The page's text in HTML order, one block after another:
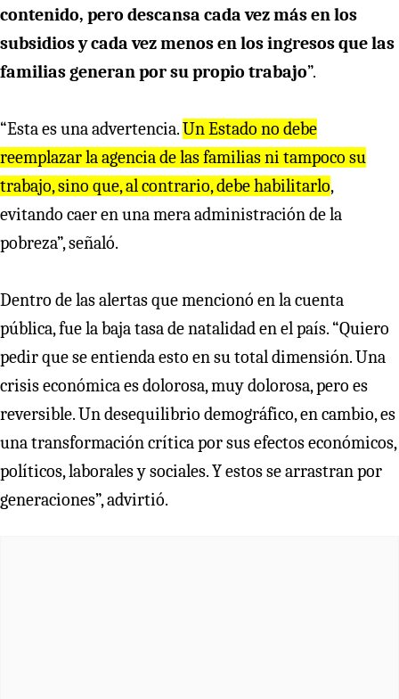
contenido, pero descansa cada vez más en los
subsidios y cada vez menos en los ingresos que las
familias generan por su propio trabajo”.
“Esta es una advertencia.Un Estado no debe
reemplazar la agencia de las familias ni tampoco su
trabajo, sino que, al contrario, debe habilitarlo,
evitando caer en una mera administración de la
pobreza”, señaló.
Dentro de las alertas que mencionó en la cuenta
pública, fue la baja tasa de natalidad en el país. “Quiero
pedir que se entienda esto en su total dimensión. Una
crisis económica es dolorosa, muy dolorosa, pero es
reversible. Un desequilibrio demográfico, en cambio, es
una transformación crítica por sus efectos económicos,
políticos, laborales y sociales. Y estos se arrastran por
generaciones”, advirtió.